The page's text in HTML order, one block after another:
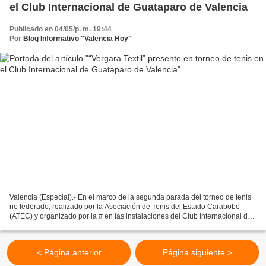
el Club Internacional de Guataparo de Valencia
Publicado en 04/05/p. m. 19:44
Por Blog Informativo "Valencia Hoy"
Valencia (Especial).- En el marco de la segunda parada del torneo de tenis
no federado, realizado por la Asociación de Tenis del Estado Carabobo
(ATEC) y organizado por la # en las instalaciones del Club Internacional de
< Página anterior Página siguiente >